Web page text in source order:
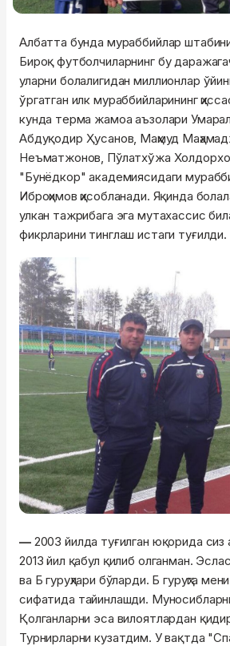
Албатта бунда мураббийлар
Бироқ футболчиларнинг бу
уларни болалигидан миллионлар
ўргатган илк мураббийларининг
кунда терма жамоа аъзолари
Абдуқодир Ҳусанов Маҳмуд
Неъматжонов Пўлатхўжа
"Бунёдкор" академиясидаги
Иброҳимов ҳисобланади. Яқинда
улкан тажрибага эга мутахассис
фикрларини тинглаш истаги туғилди.
—2003 йилда туғилган юқорида сиз
2013 йил қабул қилиб олганман.
ва Б гуруҳлари бўларди. Б гуруҳга
сифатида тайинлашди.
Қолганларни эса вилоятлардан
Турнирларни кузатдим. У вақтда